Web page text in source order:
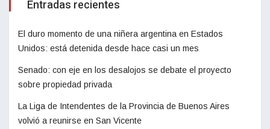
Entradas recientes
El duro momento de una niñera argentina en Estados
Unidos: está detenida desde hace casi un mes
Senado: con eje en los desalojos se debate el proyecto
sobre propiedad privada
La Liga de Intendentes de la Provincia de Buenos Aires
volvió a reunirse en San Vicente